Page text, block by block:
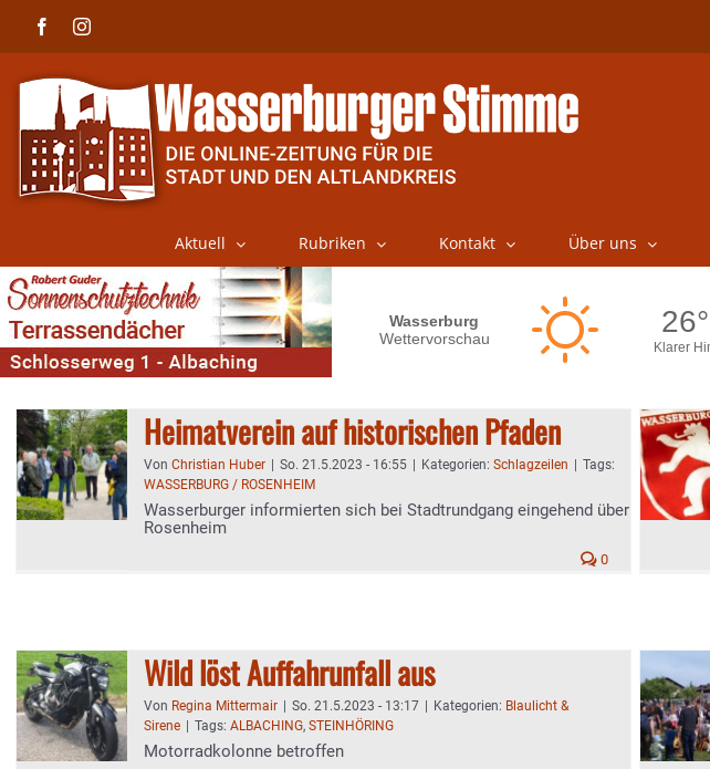
FacebookInstagram
Aktuell Rubriken Kontakt Über uns
Heimatverein auf historischen Pfaden
Von Christian Huber So. 21.5.2023 - 16:55 Kategorien: Schlagzeilen
Tags:
WASSERBURG / ROSENHEIM
Wasserburger informierten sich bei Stadtrundgang eingehend über
Rosenheim
0
Wild löst Auffahrunfall aus
Von Regina Mittermair So. 21.5.2023 - 13:17 Kategorien: Blaulicht &
Sirene
Tags: ALBACHING, STEINHÖRING
Motorradkolonne betroffen